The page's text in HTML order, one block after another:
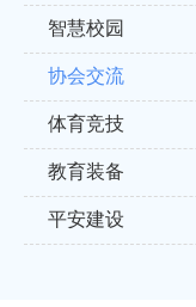
智慧校园
协会交流
体育竞技
教育装备
平安建设